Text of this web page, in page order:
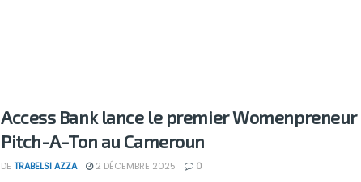
Access Bank lance le premier Womenpreneur
Pitch-A-Ton au Cameroun
DE TRABELSI AZZA 2 DÉCEMBRE 2025 0